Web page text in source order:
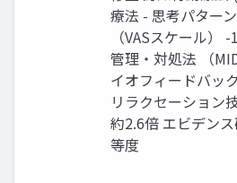
療法 - 思考パター
（VASスケール）
管理‧対処法 （
イオフィードバッ
リラクセーション
約2.6倍 エビデン
等度